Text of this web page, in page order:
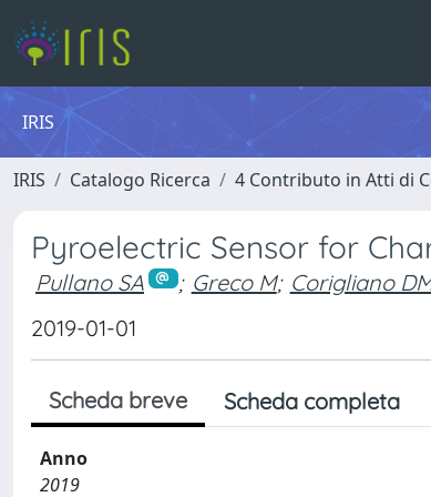
IRIS
IRIS Catalogo Ricerca 4 Contributo in Atti di
Pyroelectric Sensor for
Pullano SA ; Greco M; Corigliano
2019-01-01
Scheda breve Scheda completa
Anno
2019